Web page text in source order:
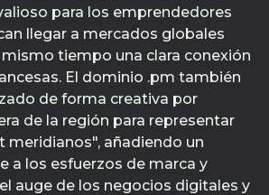
para los emprendedores
llegar a mercados globales
tiempo una clara conexión
El dominio .pm también
de forma creativa por
de la región para representar
meridianos", añadiendo un
a los esfuerzos de marca y
auge de los negocios digitales y